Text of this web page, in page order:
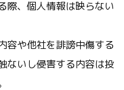
際、個人情報は映らない
容や他社を誹謗中傷する
ないし侵害する内容は投